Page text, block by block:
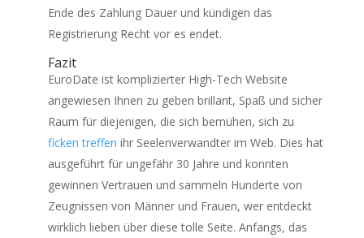
Ende des Zahlung Dauer und kündigen das
Registrierung Recht vor es endet.
Fazit
EuroDate ist komplizierter High-Tech Website
angewiesen Ihnen zu geben brillant, Spaß und sicher
Raum für diejenigen, die sich bemühen, sich zu
ficken treffen ihr Seelenverwandter im Web. Dies hat
ausgeführt für ungefähr 30 Jahre und konnten
gewinnen Vertrauen und sammeln Hunderte von
Zeugnissen von Männer und Frauen, wer entdeckt
wirklich lieben über diese tolle Seite. Anfangs, das